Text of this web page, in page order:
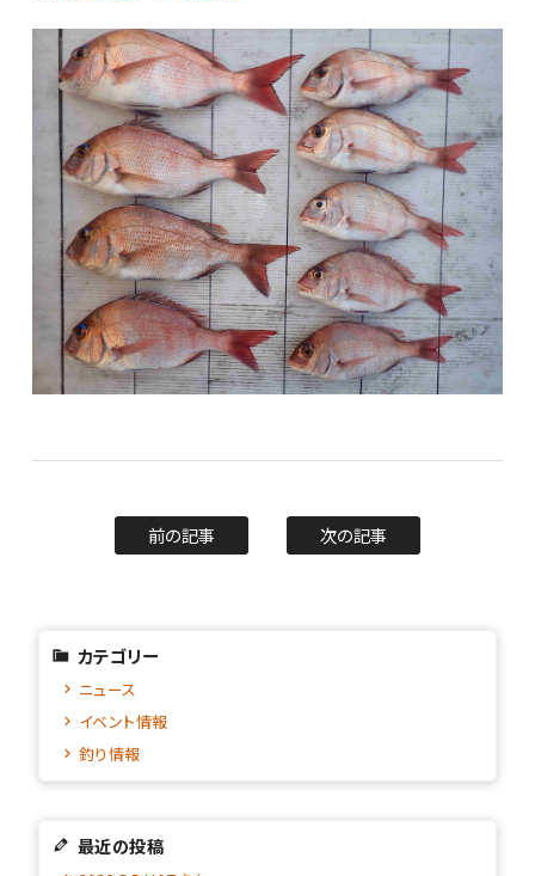
前の記事 次の記事
カテゴリー
ニュース
イベント情報
釣り情報
最近の投稿